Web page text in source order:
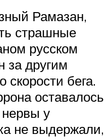
Рамазан,
страшные
русском
за другим
бега.
оставалось
нервы у
не выдержали,